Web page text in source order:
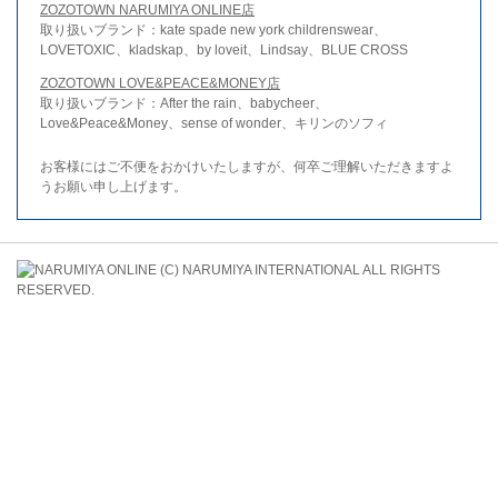
ZOZOTOWN NARUMIYA ONLINE店
取り扱いブランド：kate spade new york childrenswear、
LOVETOXIC、kladskap、by loveit、Lindsay、BLUE CROSS
ZOZOTOWN LOVE&PEACE&MONEY店
取り扱いブランド：After the rain、babycheer、
Love&Peace&Money、sense of wonder、キリンのソフィ
お客様にはご不便をおかけいたしますが、何卒ご理解いただきますよ
うお願い申し上げます。